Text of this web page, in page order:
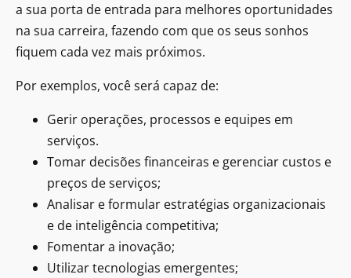
a sua porta de entrada para melhores oportunidades
na sua carreira, fazendo com que os seus sonhos
fiquem cada vez mais próximos.
Por exemplos, você será capaz de:
Gerir operações, processos e equipes em
serviços.
Tomar decisões financeiras e gerenciar custos e
preços de serviços;
Analisar e formular estratégias organizacionais
e de inteligência competitiva;
Fomentar a inovação;
Utilizar tecnologias emergentes;